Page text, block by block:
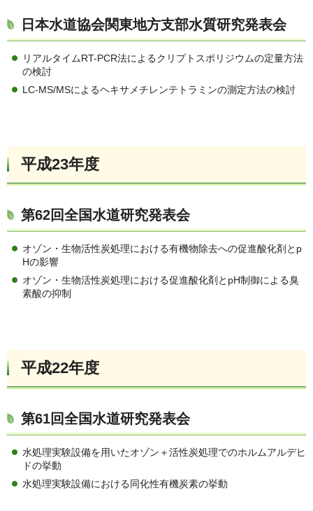
日本水道協会関東地方支部水質研究発表会
リアルタイムRT-PCR法によるクリプトスポリジウムの定量方法
の検討
LC-MS/MSによるヘキサメチレンテトラミンの測定方法の検討
平成23年度
第62回全国水道研究発表会
オゾン・生物活性炭処理における有機物除去への促進酸化剤とp
Hの影響
オゾン・生物活性炭処理における促進酸化剤とpH制御による臭
素酸の抑制
平成22年度
第61回全国水道研究発表会
水処理実験設備を用いたオゾン＋活性炭処理でのホルムアルデヒ
ドの挙動
水処理実験設備における同化性有機炭素の挙動